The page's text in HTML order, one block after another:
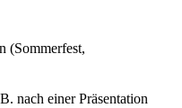
(Sommerfest,
nach einer Präsentation